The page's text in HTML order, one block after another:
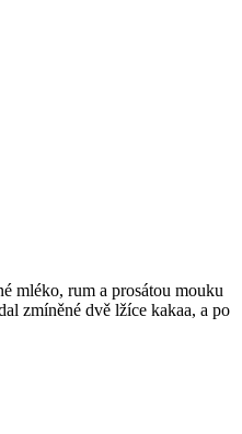
mléko, rum a prosátou mouku
zmíněné dvě lžíce kakaa, a po